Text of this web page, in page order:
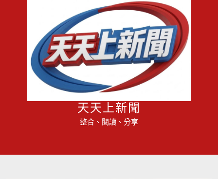
天天上新聞
整合、閱讀、分享